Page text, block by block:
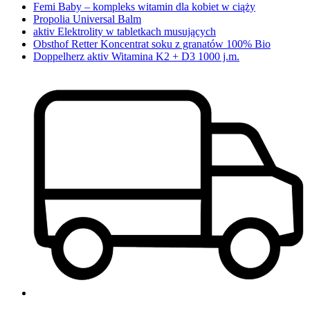
Femi Baby – kompleks witamin dla kobiet w ciąży
Propolia Universal Balm
aktiv Elektrolity w tabletkach musujących
Obsthof Retter Koncentrat soku z granatów 100% Bio
Doppelherz aktiv Witamina K2 + D3 1000 j.m.